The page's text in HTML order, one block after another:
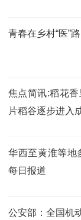
青春在乡村“医”
焦点简讯:稻花
片稻谷逐步进入
华西至黄淮等地
每日报道
公安部：全国机